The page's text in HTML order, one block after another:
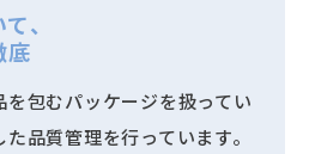
、
底
を包むパッケージを扱ってい
品質管理を行っています。